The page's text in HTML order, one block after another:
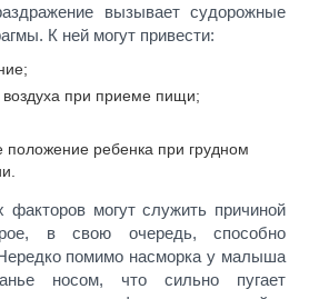
вызывает судорожные
К ней могут привести:
воздуха при приеме пищи;
положение ребенка при грудном
факторов могут служить причиной
в свою очередь, способно
помимо насморка у малыша
носом, что сильно пугает